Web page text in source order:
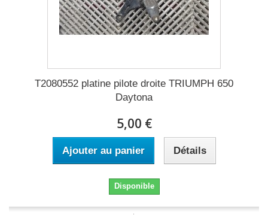
T2080552 platine pilote droite TRIUMPH 650
Daytona
5,00 €
Ajouter au panier Détails
Disponible